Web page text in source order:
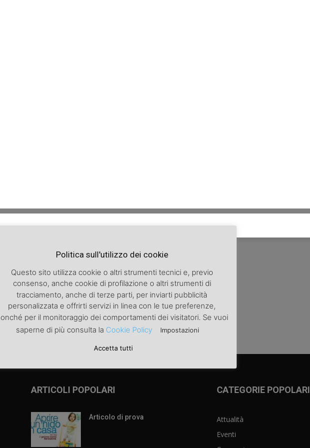
ARTICOLI POPOLARI
Articolo di prova
CATEGORIE POPOLARI
Attualità
Eventi
Politica sull'utilizzo dei cookie
Questo sito utilizza cookie o altri strumenti tecnici e, previo
consenso, anche cookie di profilazione o altri strumenti di
tracciamento, anche di terze parti, per inviarti pubblicità
personalizzata e offrirti servizi in linea con le tue preferenze,
per il monitoraggio dei comportamenti dei visitatori. Se vuoi
saperne di più consulta la Cookie Policy Impostazioni
Accetta tutti